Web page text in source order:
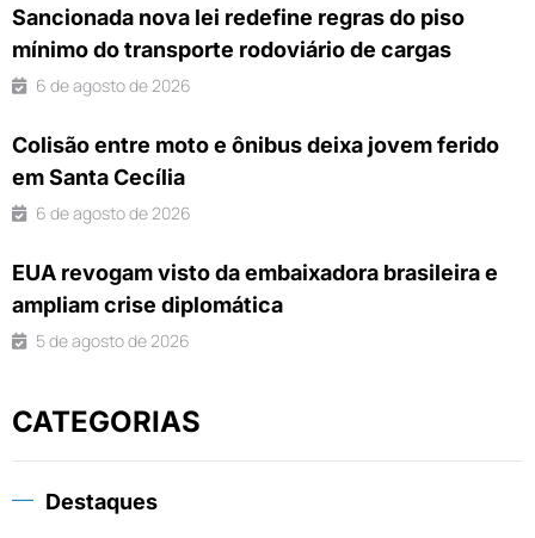
Sancionada nova lei redefine regras do piso
mínimo do transporte rodoviário de cargas
6 de agosto de 2026
Colisão entre moto e ônibus deixa jovem ferido
em Santa Cecília
6 de agosto de 2026
EUA revogam visto da embaixadora brasileira e
ampliam crise diplomática
5 de agosto de 2026
CATEGORIAS
Destaques